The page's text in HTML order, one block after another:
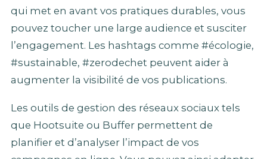
qui met en avant vos pratiques durables, vous
pouvez toucher une large audience et susciter
l’engagement. Les hashtags comme #écologie,
#sustainable, #zerodechet peuvent aider à
augmenter la visibilité de vos publications.
Les outils de gestion des réseaux sociaux tels
que Hootsuite ou Buffer permettent de
planifier et d’analyser l’impact de vos